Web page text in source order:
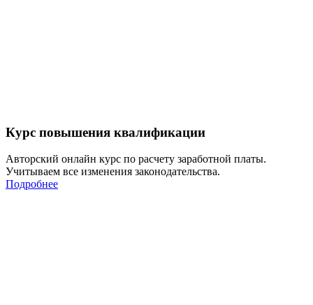
Курс повышения квалификации
Авторский онлайн курс по расчету заработной платы.
Учитываем все изменения законодательства.
Подробнее